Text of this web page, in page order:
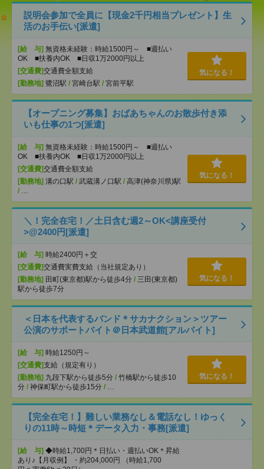
説明会参加で全員に【現金2千円相当プレゼント】生
活のお手伝い[派遣]
[給 与] 無資格未経験：時給1500円～ ■週払い
OK ■扶養内OK ■日収1万2000円以上
[交通費]交通費全額支給
[勤務地] 鷺沼駅 / 宮崎台駅 / 宮前平駅
気になる！
【オープニング募集】おばあちゃんのお散歩付き添
いも仕事の1つ[派遣]
[給 与] 無資格未経験：時給1500円～ ■週払い
OK ■扶養内OK ■日収1万2000円以上
[交通費]交通費全額支給
[勤務地] 溝の口駅 / 武蔵溝ノ口駅 / 高津(神奈川県)駅
/ …
気になる！
＼！完全在宅！／土日含む週2～OK<講座受付
>@2400円[派遣]
[給 与] 時給2400円＋交
[交通費]交通費実費支給（当社規定あり）
[勤務地] 田町(東京都)駅から徒歩4分 / 三田(東京都)
駅から徒歩7分
気になる！
＜日本を代表するバンド＊サカナクション＞ツアー
公演のサポートバイト＠日本武道館[アルバイト]
[給 与] 時給1250円～
[交通費]支給（規定有り）
[勤務地] 九段下駅から徒歩5分 / 竹橋駅から徒歩10
分 / 神保町駅から徒歩15分 / …
気になる！
【完全在宅！】難しい業務なし＆電話なし！ゆっく
りの11時～時短＊データ入力・事務[派遣]
[給 与] ◆時給1,700円＊日払い・週払いOK＊昇給
あり♪【月収例】 ・約204,000円 （時給1,700